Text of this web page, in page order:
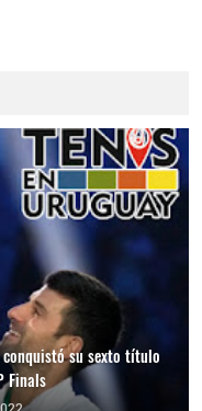
conquistó su sexto título
Finals